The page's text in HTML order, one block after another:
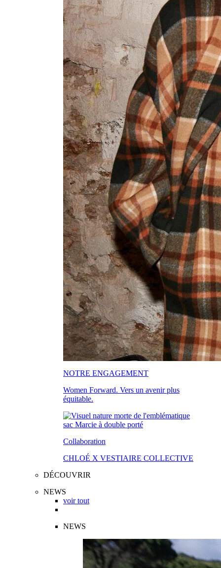
NOTRE ENGAGEMENT
Women Forward. Vers un avenir plus
équitable.
Collaboration
CHLOÉ X VESTIAIRE COLLECTIVE
DÉCOUVRIR
NEWS
voir tout
NEWS